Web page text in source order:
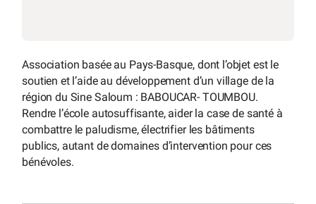
Association basée au Pays-Basque, dont l’objet est le
soutien et l’aide au développement d’un village de la
région du Sine Saloum : BABOUCAR- TOUMBOU.
Rendre l’école autosuffisante, aider la case de santé à
combattre le paludisme, électrifier les bâtiments
publics, autant de domaines d’intervention pour ces
bénévoles.